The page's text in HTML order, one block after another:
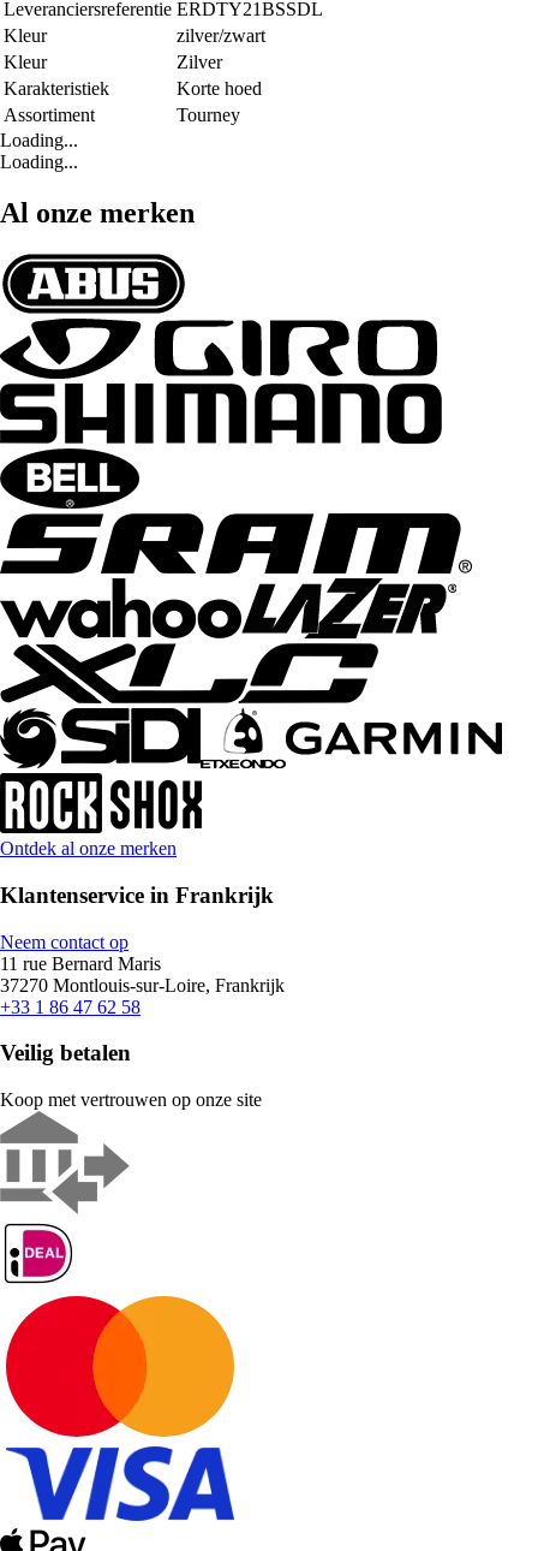
Leveranciersreferentie ERDTY21BSSDL
Kleur
zilver/zwart
Kleur
Zilver
Karakteristiek
Korte hoed
Assortiment
Tourney
Loading...
Loading...
Al onze merken
Ontdek al onze merken
Klantenservice in Frankrijk
Neem contact op
11 rue Bernard Maris
37270 Montlouis-sur-Loire, Frankrijk
+33 1 86 47 62 58
Veilig betalen
Koop met vertrouwen op onze site